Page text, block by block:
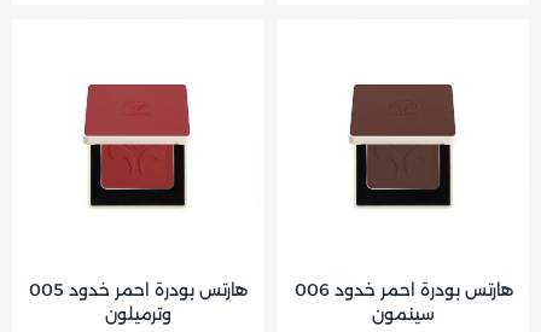
هارتس بودرة احمر خدود 006
سينمون
هارتس بودرة احمر خدود 005
وترميلون